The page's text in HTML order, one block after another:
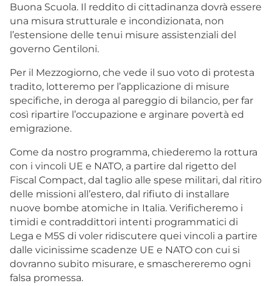
Buona Scuola. Il reddito di cittadinanza dovrà essere
una misura strutturale e incondizionata, non
l’estensione delle tenui misure assistenziali del
governo Gentiloni.
Per il Mezzogiorno, che vede il suo voto di protesta
tradito, lotteremo per l’applicazione di misure
specifiche, in deroga al pareggio di bilancio, per far
così ripartire l’occupazione e arginare povertà ed
emigrazione.
Come da nostro programma, chiederemo la rottura
con i vincoli UE e NATO, a partire dal rigetto del
Fiscal Compact, dal taglio alle spese militari, dal ritiro
delle missioni all’estero, dal rifiuto di installare
nuove bombe atomiche in Italia. Verificheremo i
timidi e contraddittori intenti programmatici di
Lega e M5S di voler ridiscutere quei vincoli a partire
dalle vicinissime scadenze UE e NATO con cui si
dovranno subito misurare, e smaschereremo ogni
falsa promessa.